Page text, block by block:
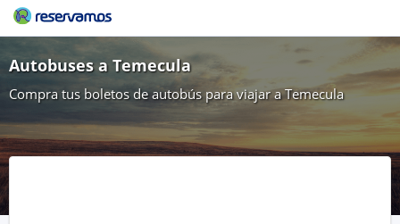
Autobuses a Temecula
Compra tus boletos de autobús para viajar a Temecula